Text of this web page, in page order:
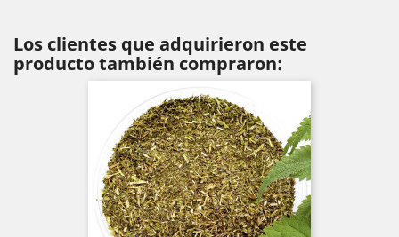
Los clientes que adquirieron este
producto también compraron: